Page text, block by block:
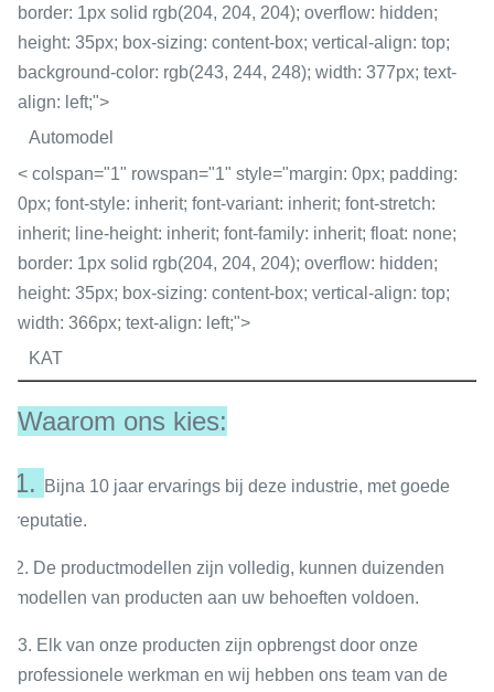
border: 1px solid rgb(204, 204, 204); overflow: hidden;
height: 35px; box-sizing: content-box; vertical-align: top;
background-color: rgb(243, 244, 248); width: 377px; text-
align: left;">
Automodel
< colspan="1" rowspan="1" style="margin: 0px; padding:
0px; font-style: inherit; font-variant: inherit; font-stretch:
inherit; line-height: inherit; font-family: inherit; float: none;
border: 1px solid rgb(204, 204, 204); overflow: hidden;
height: 35px; box-sizing: content-box; vertical-align: top;
width: 366px; text-align: left;">
KAT
Waarom ons kies:
1.
Bijna 10 jaar ervarings bij deze industrie, met goede
reputatie.
2. De productmodellen zijn volledig, kunnen duizenden
modellen van producten aan uw behoeften voldoen.
3. Elk van onze producten zijn opbrengst door onze
professionele werkman en wij hebben ons team van de